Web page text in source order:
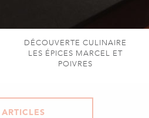
DÉCOUVERTE CULINAIRE
LES ÉPICES MARCEL ET
POIVRES